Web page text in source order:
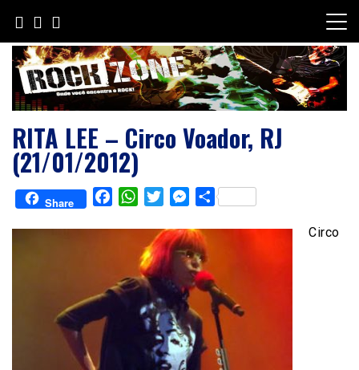
content
RITA LEE – Circo Voador, RJ
(21/01/2012)
Share FacebookWhatsAppTwitterMessenger
Share
Circo